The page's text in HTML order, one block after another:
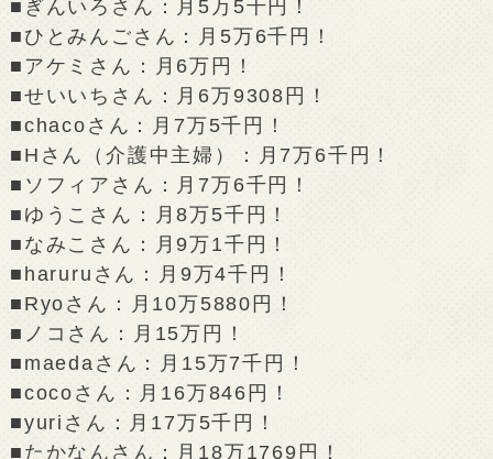
■ぎんいろさん：月5万5千円！
■ひとみんごさん：月5万6千円！
■アケミさん：月6万円！
■せいいちさん：月6万9308円！
■chacoさん：月7万5千円！
■Hさん（介護中主婦）：月7万6千円！
■ソフィアさん：月7万6千円！
■ゆうこさん：月8万5千円！
■なみこさん：月9万1千円！
■haruruさん：月9万4千円！
■Ryoさん：月10万5880円！
■ノコさん：月15万円！
■maedaさん：月15万7千円！
■cocoさん：月16万846円！
■yuriさん：月17万5千円！
■たかなんさん：月18万1769円！